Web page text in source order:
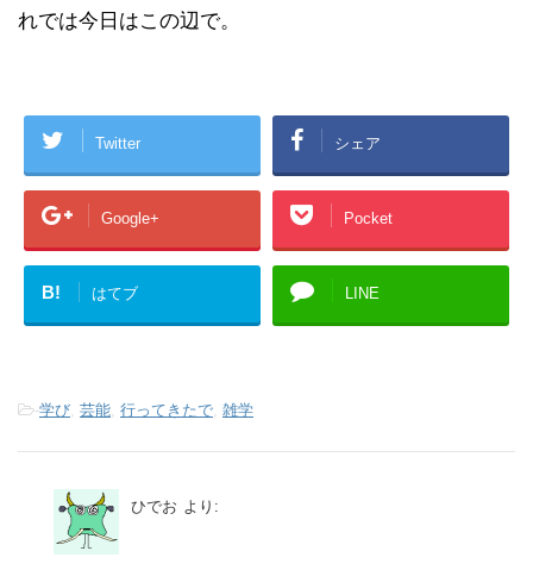
れでは今日はこの辺で。
Twitter シェア
Google+ Pocket
B! はてブ LINE
-学び 芸能 行ってきたで 雑学
ひでお より: